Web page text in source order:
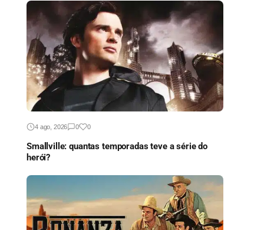
4 ago, 2026 0 0
Smallville: quantas temporadas teve a série do
herói?